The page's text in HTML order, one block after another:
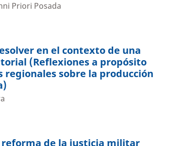
Priori Posada
en el contexto de una
(Reflexiones a propósito
regionales sobre la producción
reforma de la justicia militar